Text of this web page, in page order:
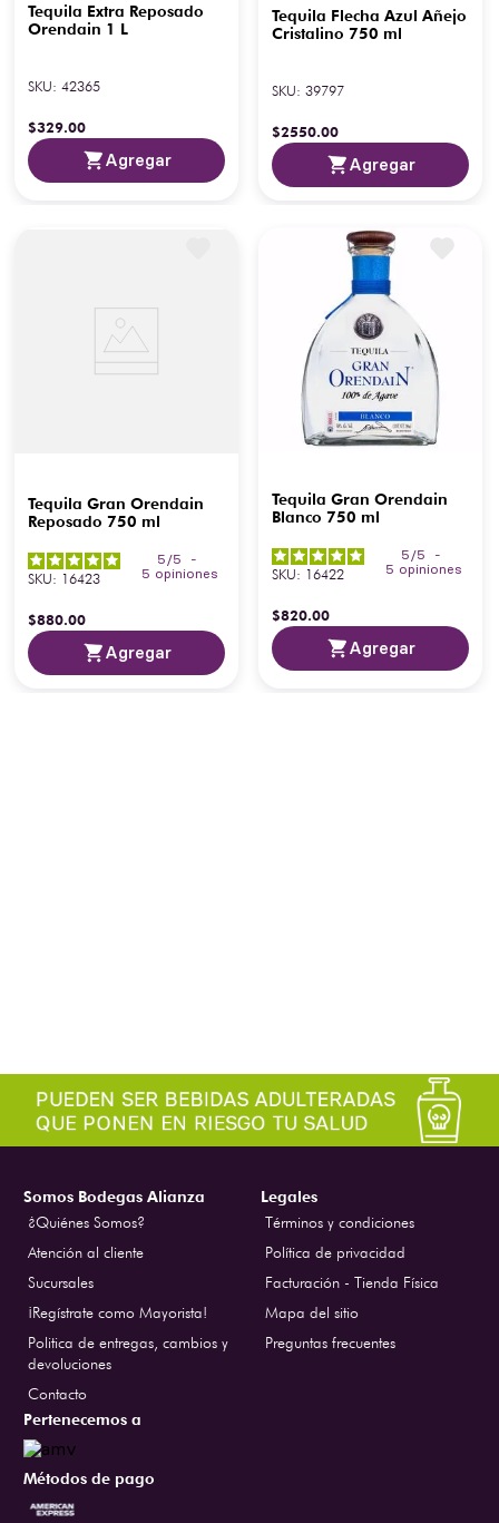
Tequila Extra Reposado
Orendain 1 L
SKU: 42365
$329.00
Agregar
Tequila Flecha Azul Añejo
Cristalino 750 ml
SKU: 39797
$2550.00
Agregar
Tequila Gran Orendain
Reposado 750 ml
5 /5
-
5 opiniones
SKU: 16423
$880.00
Agregar
Tequila Gran Orendain
Blanco 750 ml
5 /5
-
5 opiniones
SKU: 16422
$820.00
Agregar
Somos Bodegas Alianza
¿Quiénes Somos?
Atención al cliente
Sucursales
¡Regístrate como Mayorista!
Politica de entregas, cambios y
devoluciones
Contacto
Legales
Términos y condiciones
Política de privacidad
Facturación - Tienda Física
Mapa del sitio
Preguntas frecuentes
Pertenecemos a
Métodos de pago